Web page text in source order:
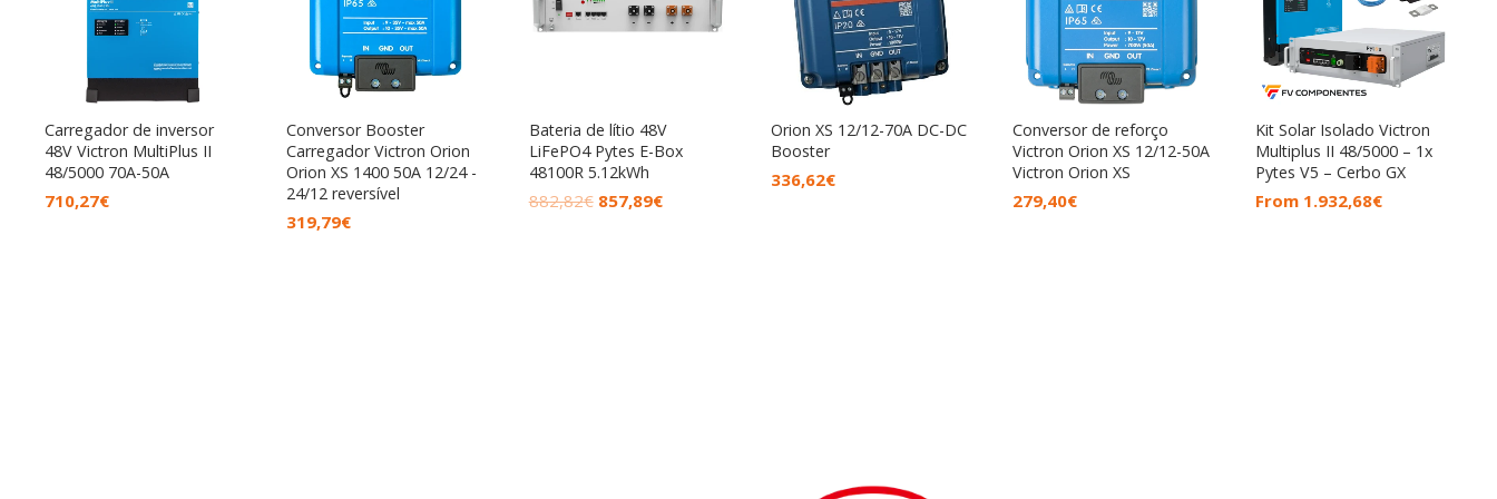
Carregador de inversor
48V Victron MultiPlus II
48/5000 70A-50A
710,27€
Conversor Booster
Carregador Victron Orion
Orion XS 1400 50A 12/24 -
24/12 reversível
319,79€
Bateria de lítio 48V
LiFePO4 Pytes E-Box
48100R 5.12kWh
882,82€ 857,89€
Orion XS 12/12-70A DC-DC
Booster
336,62€
Conversor de reforço
Victron Orion XS 12/12-50A
Victron Orion XS
279,40€
Kit Solar Isolado Victron
Multiplus II 48/5000 – 1x
Pytes V5 – Cerbo GX
From 1.932,68€